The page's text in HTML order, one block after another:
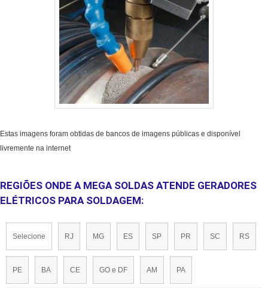
Estas imagens foram obtidas de bancos de imagens públicas e disponível
livremente na internet
REGIÕES ONDE A MEGA SOLDAS ATENDE GERADORES
ELÉTRICOS PARA SOLDAGEM:
Selecione RJ MG ES SP PR SC RS
PE BA CE GO e DF AM PA